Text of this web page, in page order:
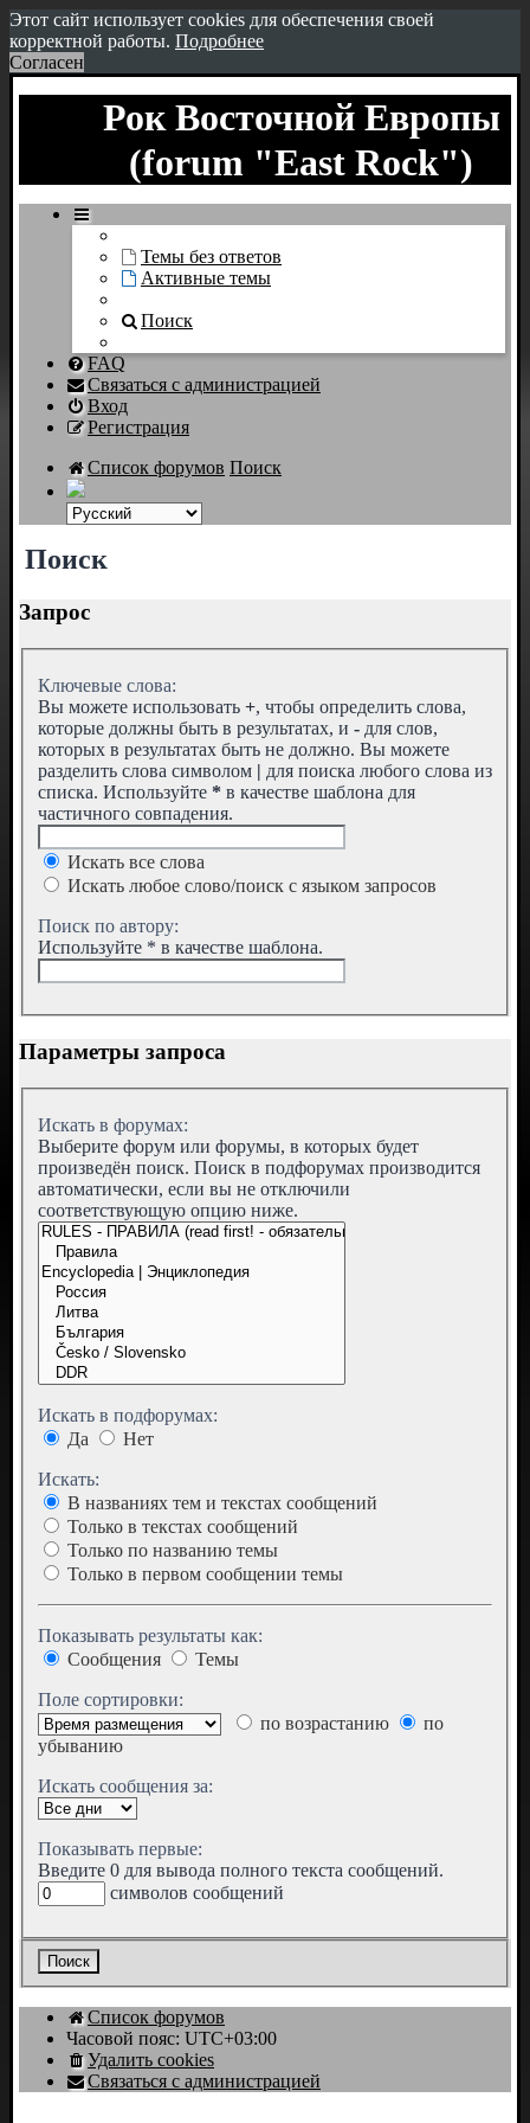
Этот сайт использует cookies для обеспечения своей
корректной работы. Подробнее
Согласен
Рок Восточной Европы
(forum "East Rock")
Темы без ответов
Активные темы
Поиск
FAQ
Связаться с администрацией
Вход
Регистрация
Список форумов Поиск
Поиск
Запрос
Ключевые слова:
Вы можете использовать +, чтобы определить слова,
которые должны быть в результатах, и - для слов,
которых в результатах быть не должно. Вы можете
разделить слова символом | для поиска любого слова из
списка. Используйте * в качестве шаблона для
частичного совпадения.
Искать все слова
Искать любое слово/поиск с языком запросов
Поиск по автору:
Используйте * в качестве шаблона.
Параметры запроса
Искать в форумах:
Выберите форум или форумы, в которых будет
произведён поиск. Поиск в подфорумах производится
автоматически, если вы не отключили
соответствующую опцию ниже.
Искать в подфорумах:
Да
Нет
Искать:
В названиях тем и текстах сообщений
Только в текстах сообщений
Только по названию темы
Только в первом сообщении темы
Показывать результаты как:
Сообщения
Темы
Поле сортировки:
по возрастанию
по
убыванию
Искать сообщения за:
Показывать первые:
Введите 0 для вывода полного текста сообщений.
символов сообщений
Список форумов
Часовой пояс: UTC+03:00
Удалить cookies
Связаться с администрацией